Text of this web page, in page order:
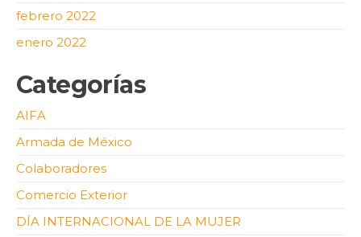
febrero 2022
enero 2022
Categorías
AIFA
Armada de México
Colaboradores
Comercio Exterior
DÍA INTERNACIONAL DE LA MUJER